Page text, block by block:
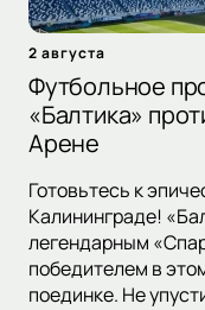
2 августа
Футбольное
«Балтика»
Арене
Готовьтесь к
Калининграде!
легендарным
победителем в
поединке. Не